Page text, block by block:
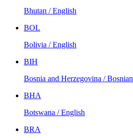
Bhutan / English
BOL
Bolivia / English
BIH
Bosnia and Herzegovina / Bosnian
BHA
Botswana / English
BRA